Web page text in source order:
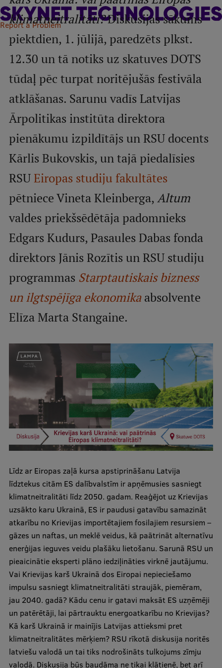
Report a Problem
International Student Ambassadors
About Us
Student life
Study bases
Faculties
Our people
Strategy
Structure
History
Visual Identity
RSU Great Hall
Museums and exhibitions
Development and research projects
Rankings
Study and environmental accessibility
Sustainable Development Goals
Performance Data 2025
Souvenirs and books
Lifelong Learning
Open University
Latvian Language Courses
Pre-Courses
Professional Development
Centre for Educational Growth
Qualification Conformance Testing
Research
klimatneitralitāti?Diskusijas sākums
piektdien, 1. jūlijā, paredzēts plkst.
12.30 un tā notiks uz skatuves DOTS
tūdaļ pēc turpat noritējušās festivāla
atklāšanas. Sarunu vadīs Latvijas
Ārpolitikas institūta direktora
pienākumu izpildītājs un RSU docents
Kārlis Bukovskis, un tajā piedalīsies
RSUEiropas studiju fakultātes
pētniece Vineta Kleinberga, Altum
valdes priekšsēdētāja padomnieks
Edgars Kudurs, Pasaules Dabas fonda
direktors Jānis Rozītis un RSU studiju
programmas Starptautiskais bizness
un ilgtspējīga ekonomikaabsolvente
Elīza Marta Stangaine.
Līdz ar Eiropas zaļā kursa apstiprināšanu Latvija
līdztekus citām ES dalībvalstīm ir apņēmusies sasniegt
klimatneitralitāti līdz 2050. gadam. Reaģējot uz Krievijas
uzsākto karu Ukrainā, ES ir paudusi gatavību samazināt
atkarību no Krievijas importētajiem fosilajiem resursiem –
gāzes un naftas, un meklē veidus, kā paātrināt alternatīvu
enerģijas ieguves veidu plašāku lietošanu. Sarunā RSU un
pieaicinātie eksperti plāno iedziļināties virknē jautājumu.
Vai Krievijas karš Ukrainā dos Eiropai nepieciešamo
impulsu sasniegt klimatneitralitāti straujāk, piemēram,
jau 2040. gadā? Kādu cenu ir gatavi maksāt ES uzņēmēji
un patērētāji, lai pārtrauktu energoatkarību no Krievijas?
Kā karš Ukrainā ir mainījis Latvijas attieksmi pret
klimatneitralitātes mērķiem? RSU rīkotā diskusija noritēs
latviešu valodā un tai tiks nodrošināts tulkojums zīmju
valodā. Diskusija būs baudāma ne tikai klātienē, bet arī